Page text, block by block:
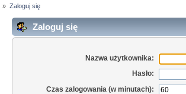
» Zaloguj się
Zaloguj się
Nazwa użytkownika:
Hasło:
Czas zalogowania (w minutach):